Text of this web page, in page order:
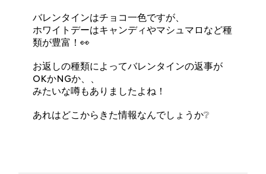
バレンタインはチョコ一色ですが、
ホワイトデーはキャンディやマシュマロなど種
類が豊富！👀
お返しの種類によってバレンタインの返事が
OKかNGか、、
みたいな噂もありましたよね！
あれはどこからきた情報なんでしょうか❔